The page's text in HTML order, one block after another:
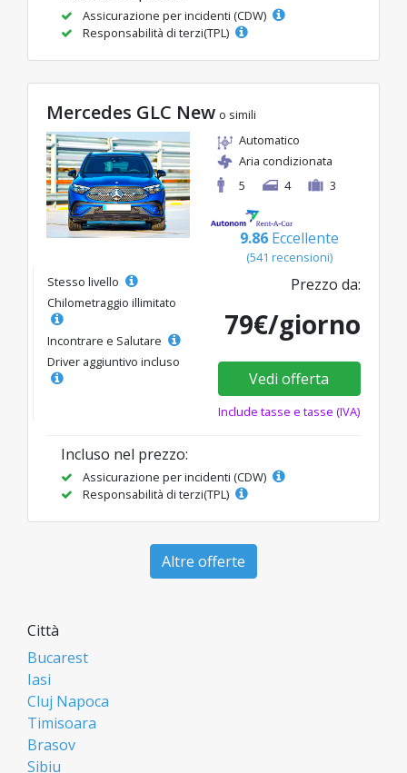
Assicurazione per incidenti (CDW)
Responsabilità di terzi(TPL)
Mercedes GLC New o simili
Automatico
Aria condizionata
5
4 3
9.86 Eccellente
(541 recensioni)
Stesso livello
Chilometraggio illimitato
Incontrare e Salutare
Driver aggiuntivo incluso
Prezzo da:
79€/giorno
Vedi offerta
Include tasse e tasse (IVA)
Incluso nel prezzo:
Assicurazione per incidenti (CDW)
Responsabilità di terzi(TPL)
Altre offerte
Città
Bucarest
Iasi
Cluj Napoca
Timisoara
Brasov
Sibiu